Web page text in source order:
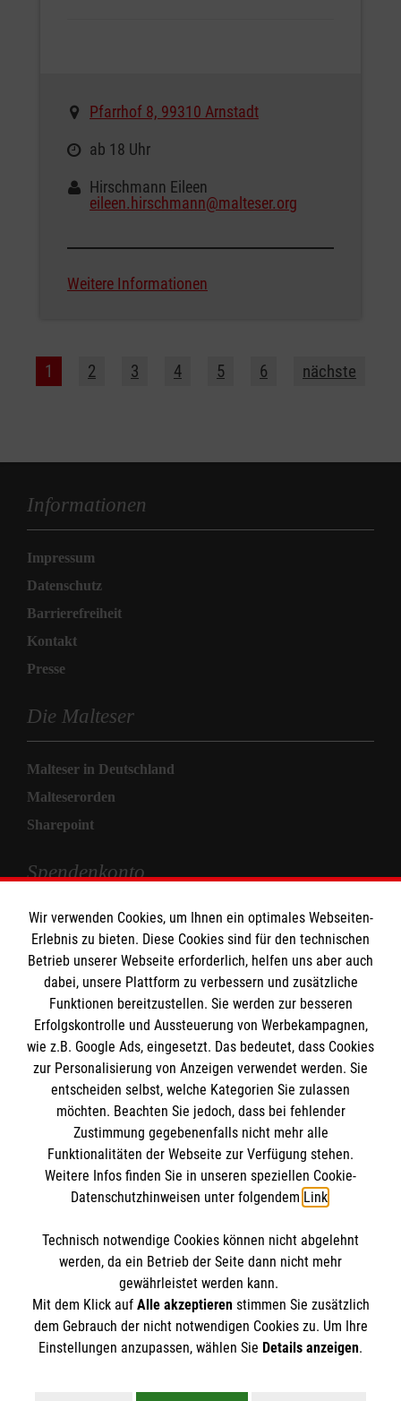
menschliche Begegnungen
einzulassen
Wir bieten
regelmäßige Begleitung und
hauptamtliches Team
eine sinnstiftende Aufgabe mit
Pfarrhof 8, 99310 Arnstadt
ab 18 Uhr
Hirschmann Eileen
eileen.hirschmann@malteser.org
Weitere Informationen
1 2 3 4 5 6 nächste
Informationen
Impressum
Datenschutz
Barrierefreiheit
Kontakt
Presse
Die Malteser
Malteser in Deutschland
Malteserorden
Sharepoint
Spendenkonto
Empfänger: Malteser Hilfsdienst e.V.
Pax-Bank für Kirche und Caritas eG
IBAN: DE71 3706 0120 1201 2280 14
BIC: GENODED1PA7
So finden Sie uns
Malteser in der Diözese ErfurtMalteser in Erfurt
August Schleicher Str. 2
99089 Erfurt
E-Mailmalteser.erfurt@malteser.org
Der Malteser Hilfsdienst e.V. ist als eingetragene
Gewerbesteuer befreit.
Wir verwenden Cookies, um Ihnen ein optimales Webseiten-
Erlebnis zu bieten. Diese Cookies sind für den technischen
Betrieb unserer Webseite erforderlich, helfen uns aber auch
dabei, unsere Plattform zu verbessern und zusätzliche
Funktionen bereitzustellen. Sie werden zur besseren
Erfolgskontrolle und Aussteuerung von Werbekampagnen,
wie z.B. Google Ads, eingesetzt. Das bedeutet, dass Cookies
zur Personalisierung von Anzeigen verwendet werden. Sie
entscheiden selbst, welche Kategorien Sie zulassen
möchten. Beachten Sie jedoch, dass bei fehlender
Zustimmung gegebenenfalls nicht mehr alle
Funktionalitäten der Webseite zur Verfügung stehen.
Weitere Infos finden Sie in unseren speziellen Cookie-
Datenschutzhinweisen unter folgendem Link.
Technisch notwendige Cookies können nicht abgelehnt
werden, da ein Betrieb der Seite dann nicht mehr
gewährleistet werden kann.
Mit dem Klick auf Alle akzeptierenstimmen Sie zusätzlich
dem Gebrauch der nicht notwendigen Cookies zu. Um Ihre
Einstellungen anzupassen, wählen Sie Details anzeigen.